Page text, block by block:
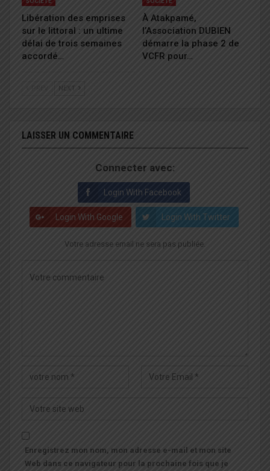
Libération des emprises
sur le littoral : un ultime
délai de trois semaines
accordé…
À Atakpamé,
l’Association DUBIEN
démarre la phase 2 de
VCFR pour…
NEXT
LAISSER UN COMMENTAIRE
Connecter avec:
Login With Facebook
Login With Google Login With Twitter
Votre adresse email ne sera pas publiée.
Enregistrez mon nom, mon adresse e-mail et mon site
Web dans ce navigateur pour la prochaine fois que je